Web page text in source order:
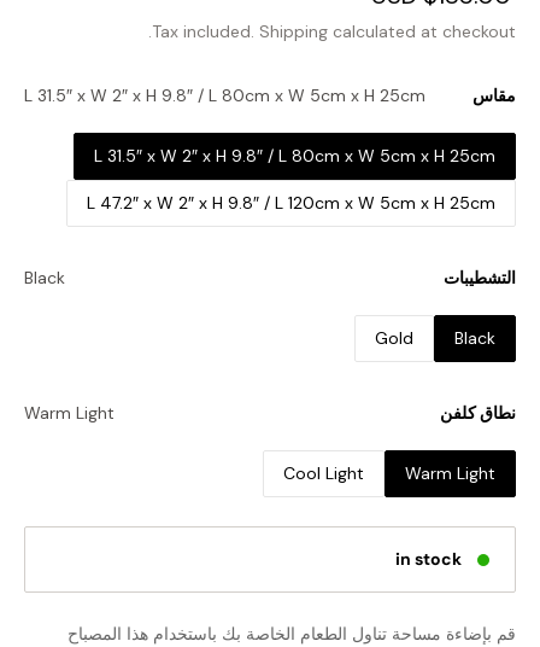
price
price
Tax included. Shipping calculated at checkout.
مقاس L 31.5″ x W 2″ x H 9.8″ / L 80cm x W 5cm x H 25cm
L 31.5″ x W 2″ x H 9.8″ / L 80cm x W 5cm x H 25cm
L 47.2″ x W 2″ x H 9.8″ / L 120cm x W 5cm x H 25cm
التشطيبات Black
Black
Gold
نطاق كلفن Warm Light
Warm Light
Cool Light
in stock
قم بإضاءة مساحة تناول الطعام الخاصة بك باستخدام هذا المصباح